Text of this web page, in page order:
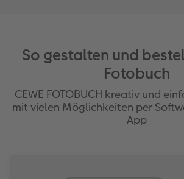
So gestalten und
Fotobuch
CEWE FOTOBUCH kreativ und
mit vielen Möglichkeiten per
App